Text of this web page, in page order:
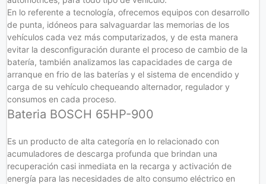
En lo referente a tecnología, ofrecemos equipos con desarrollo
de punta, idóneos para salvaguardar las memorias de los
vehículos cada vez más computarizados, y de esta manera
evitar la desconfiguración durante el proceso de cambio de la
batería, también analizamos las capacidades de carga de
arranque en frio de las baterías y el sistema de encendido y
carga de su vehículo chequeando alternador, regulador y
consumos en cada proceso.
Bateria BOSCH 65HP-900
Es un producto de alta categoría en lo relacionado con
acumuladores de descarga profunda que brindan una
recuperación casi inmediata en la recarga y activación de
energía para las necesidades de alto consumo eléctrico en